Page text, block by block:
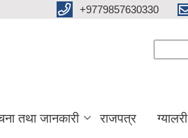
+9779857630330
तथा जानकारी राजपत्र ग्यालरी